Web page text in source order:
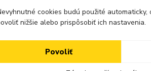
cookies budú použité
nižšie alebo prispôsobiť ich nastavenia.
Povoliť
IČO: 47592559
IČ DPH: SK15964826683